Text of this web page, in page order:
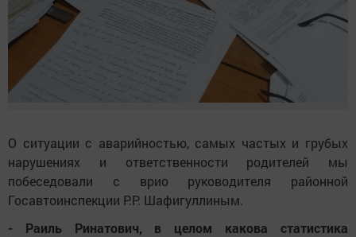
О ситуации с аварийностью, самых частых и грубых
нарушениях и ответственности родителей мы
побеседовали с врио руководителя районной
Госавтоинспекции Р.Р. Шафигуллиным.
- Раиль Ринатович, в целом какова статистика